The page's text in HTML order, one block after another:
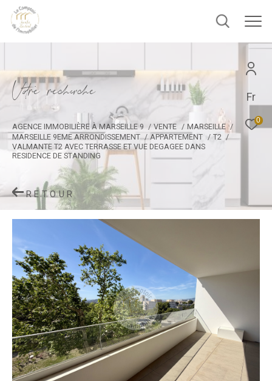
Fr
0
Vore recece
AGENCE IMMOBILIÈRE À MARSEILLE 9 VENTE
MARSEILLE
MARSEILLE 9EME ARRONDISSEMENT
APPARTEMENT
T2
VALMANTE T2 AVEC TERRASSE ET VUE DEGAGEE DANS
RESIDENCE DE STANDING
RETOUR